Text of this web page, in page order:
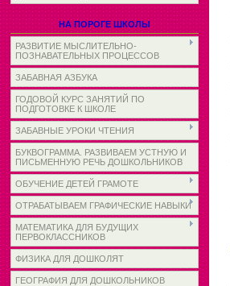
НА ПОРОГЕ ШКОЛЫ
РАЗВИТИЕ МЫСЛИТЕЛЬНО-
ПОЗНАВАТЕЛЬНЫХ ПРОЦЕССОВ
ЗАБАВНАЯ АЗБУКА
ГОДОВОЙ КУРС ЗАНЯТИЙ ПО
ПОДГОТОВКЕ К ШКОЛЕ
ЗАБАВНЫЕ УРОКИ ЧТЕНИЯ
БУКВОГРАММА. РАЗВИВАЕМ УСТНУЮ И
ПИСЬМЕННУЮ РЕЧЬ ДОШКОЛЬНИКОВ
ОБУЧЕНИЕ ДЕТЕЙ ГРАМОТЕ
ОТРАБАТЫВАЕМ ГРАФИЧЕСКИЕ НАВЫКИ
МАТЕМАТИКА ДЛЯ БУДУЩИХ
ПЕРВОКЛАССНИКОВ
ФИЗИКА ДЛЯ ДОШКОЛЯТ
ГЕОГРАФИЯ ДЛЯ ДОШКОЛЬНИКОВ